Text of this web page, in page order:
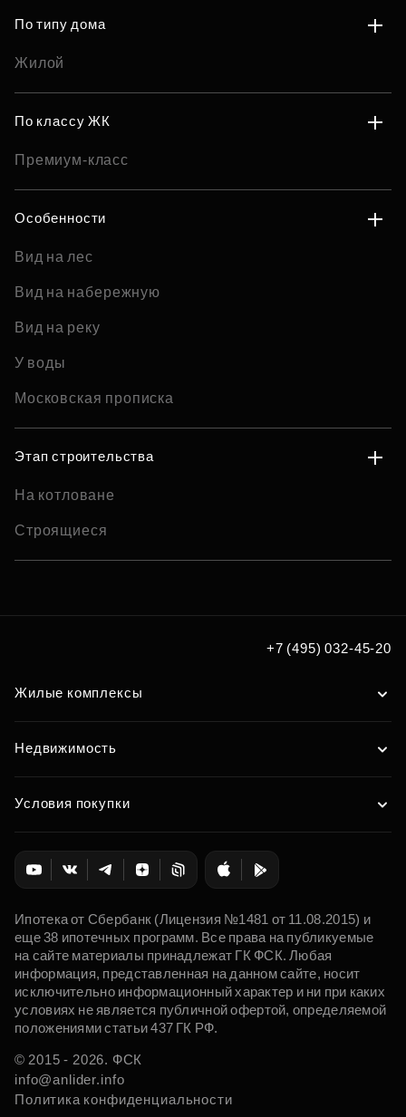
По типу дома
Жилой
По классу ЖК
Премиум-класс
Особенности
Вид на лес
Вид на набережную
Вид на реку
У воды
Московская прописка
Этап строительства
На котловане
Строящиеся
+7 (495) 032-45-20
Жилые комплексы
Недвижимость
Условия покупки
Ипотека от Сбербанк (Лицензия №1481 от 11.08.2015) и
еще 38 ипотечных программ. Все права на публикуемые
на сайте материалы принадлежат ГК ФСК. Любая
информация, представленная на данном сайте, носит
исключительно информационный характер и ни при каких
условиях не является публичной офертой, определяемой
положениями статьи 437 ГК РФ.
© 2015 - 2026. ФСК
info@anlider.info
Политика конфиденциальности